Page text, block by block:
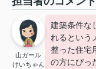
山ガール
けいちゃん
建築条件な
れるという
整った住宅
の方にぴっ